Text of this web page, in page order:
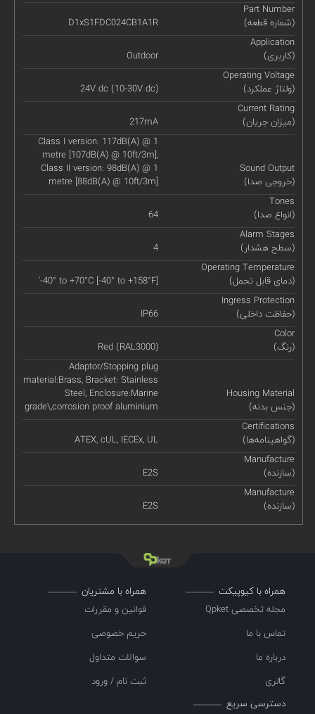
Part Number
(شماره قطعه)
D1xS1FDC024CB1A1R
Application
(کاربری)
Outdoor
Operating Voltage
(ولتاژ عملکرد)
24V dc (10-30V dc)
Current Rating
(میزان جریان)
217mA
Sound Output
(خروجی صدا)
Class I version: 117dB(A) @ 1
metre [107dB(A) @ 10ft/3m],
Class II version: 98dB(A) @ 1
metre [88dB(A) @ 10ft/3m]
Tones
(انواع صدا)
64
Alarm Stages
(سطح هشدار)
4
Operating Temperature
(دمای قابل تحمل)
'-40° to +70°C [-40° to +158°F]
Ingress Protection
(حفاظت داخلی)
IP66
Color
(رنگ)
Red (RAL3000)
Housing Material
(جنس بدنه)
Adaptor/Stopping plug
material:Brass, Bracket: Stainless
Steel, Enclosure:Marine
grade\,corrosion proof aluminium
Certifications
(گواهینامه‌ها)
ATEX, cUL, IECEx, UL
Manufacture
(سازنده)
E2S
Manufacture
(سازنده)
E2S
همراه با کیوپیکت
مجله تخصصی Qpket
تماس با ما
درباره ما
گالری
همراه با مشتریان
قوانین و مقررات
حریم خصوصی
سوالات متداول
ثبت نام / ورود
دسترسی سریع